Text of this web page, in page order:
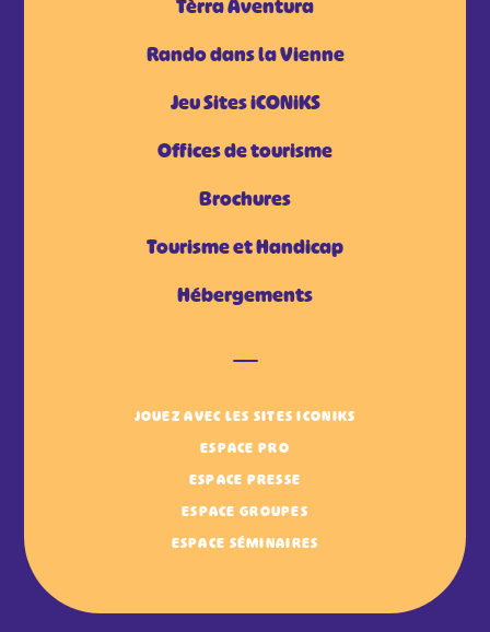
Tèrra Aventura
Rando dans la Vienne
Jeu Sites iCONiKS
Offices de tourisme
Brochures
Tourisme et Handicap
Hébergements
JOUEZ AVEC LES SITES ICONIKS
ESPACE PRO
ESPACE PRESSE
ESPACE GROUPES
ESPACE SÉMINAIRES